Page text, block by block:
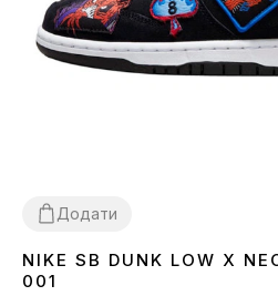
Додати
3738 39404142 43 44
NIKE SB DUNK LOW X
001